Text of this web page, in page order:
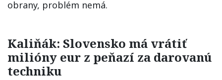
obrany, problém nemá.
Kaliňák: Slovensko má vrátiť
milióny eur z peňazí za darovanú
techniku